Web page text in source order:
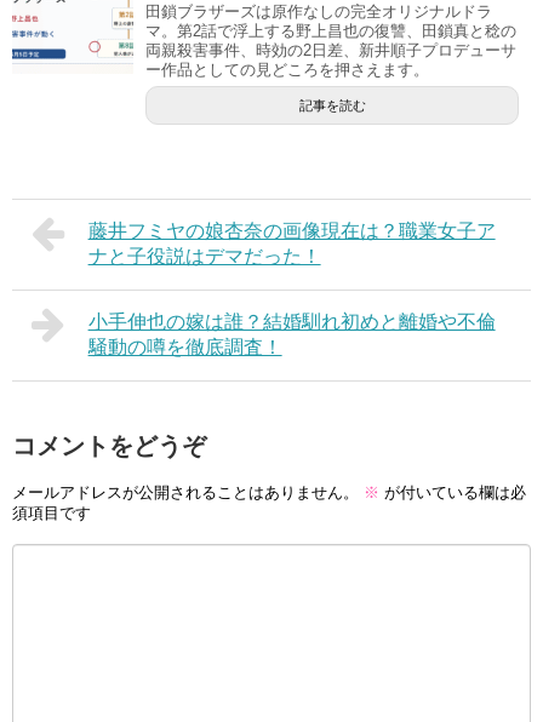
田鎖ブラザーズは原作なしの完全オリジナルドラ
マ。第2話で浮上する野上昌也の復讐、田鎖真と稔の
両親殺害事件、時効の2日差、新井順子プロデューサ
ー作品としての見どころを押さえます。
記事を読む
藤井フミヤの娘杏奈の画像現在は？職業女子ア
ナと子役説はデマだった！
小手伸也の嫁は誰？結婚馴れ初めと離婚や不倫
騒動の噂を徹底調査！
コメントをどうぞ
メールアドレスが公開されることはありません。 ※ が付いている欄は必
須項目です